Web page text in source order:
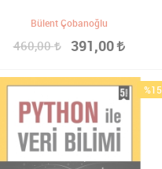
Bülent Çobanoğlu
460,00 391,00
%15